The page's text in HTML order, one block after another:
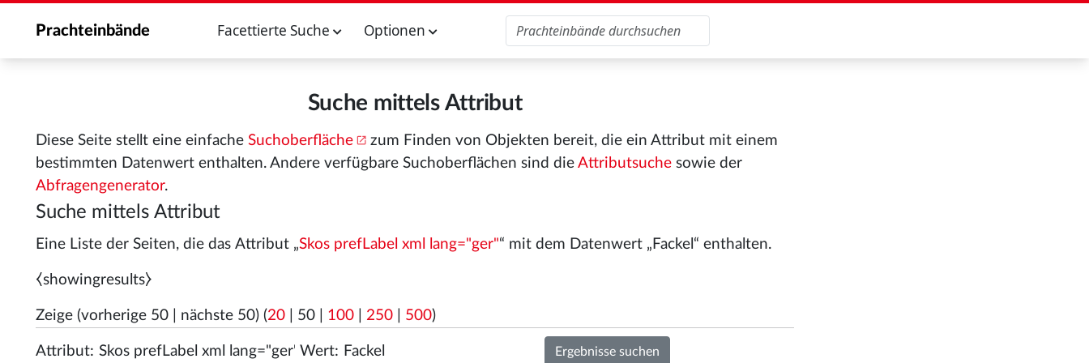
Prachteinbände Facettierte Suche Optionen
Suche mittels Attribut
Diese Seite stellt eine einfache Suchoberfläche
zum Finden von Objekten bereit, die ein Attribut mit einem
bestimmten Datenwert enthalten. Andere verfügbare Suchoberflächen sind die Attributsuche sowie der
Abfragengenerator.
Suche mittels Attribut
Eine Liste der Seiten, die das Attribut „Skos prefLabel xml lang="ger"“ mit dem Datenwert „Fackel“ enthalten.
⧼showingresults⧽
Zeige (vorherige 50 nächste 50) (20 50 100 250 500)
Attribut: Wert: